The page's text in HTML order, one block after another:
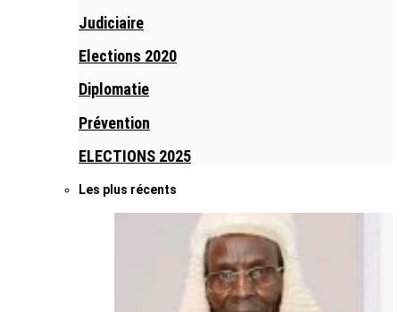
Judiciaire
Elections 2020
Diplomatie
Prévention
ELECTIONS 2025
Les plus récents